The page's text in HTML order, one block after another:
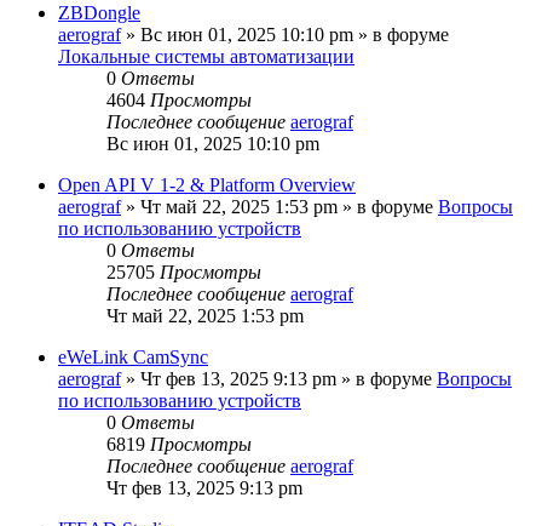
ZBDongle
aerograf» Вс июн 01, 2025 10:10 pm » в форуме
Локальные системы автоматизации
0 Ответы
4604 Просмотры
Последнее сообщение aerograf
Вс июн 01, 2025 10:10 pm
Open API V 1-2 & Platform Overview
aerograf» Чт май 22, 2025 1:53 pm » в форуме Вопросы
по использованию устройств
0 Ответы
25705 Просмотры
Последнее сообщение aerograf
Чт май 22, 2025 1:53 pm
eWeLink CamSync
aerograf» Чт фев 13, 2025 9:13 pm » в форуме Вопросы
по использованию устройств
0 Ответы
6819 Просмотры
Последнее сообщение aerograf
Чт фев 13, 2025 9:13 pm